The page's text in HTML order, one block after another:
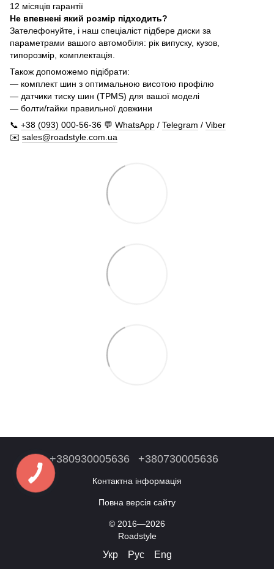
12 місяців гарантії
Не впевнені який розмір підходить?
Зателефонуйте, і наш спеціаліст підбере диски за
параметрами вашого автомобіля: рік випуску, кузов,
типорозмір, комплектація.
Також допоможемо підібрати:
— комплект шин з оптимальною висотою профілю
— датчики тиску шин (TPMS) для вашої моделі
— болти/гайки правильної довжини
📞 +38 (093) 000-56-36 💬 WhatsApp / Telegram / Viber
✉️ sales@roadstyle.com.ua
+380930005636 +380730005636
Контактна інформація
Повна версія сайту
© 2016—2026
Roadstyle
Укр Рус Eng